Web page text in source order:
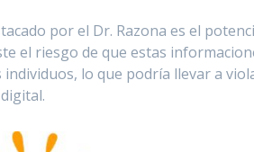
por el Dr. Razona es el
el riesgo de que estas
lo que podría llevar a